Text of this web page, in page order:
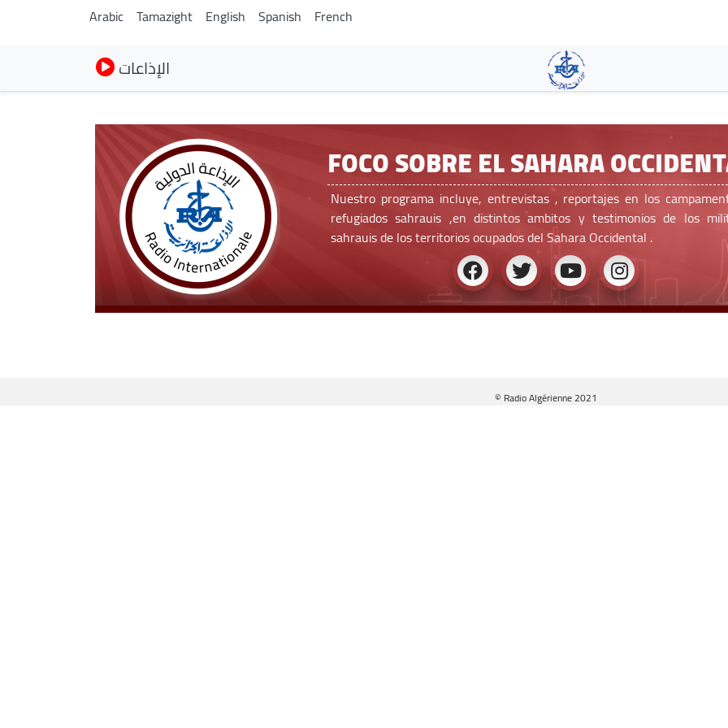
main
content
Arabic Tamazight English Spanish French
الإذاعات
FOCO SOBRE EL SAHARA
Nuestro programa incluye, entrevistas , reportajes en los
refugiados sahrauis ,en distintos ambitos y testimonios de los
sahrauis de los territorios ocupados del Sahara Occidental .
© Radio Algérienne 2021